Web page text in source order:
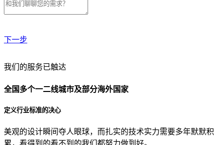
下一步
贵公司预算范围是？
贵公司的团队规模是？
目前主要的营销渠道是？
我们的服务已触达
全国多个一二线城市及部分海外国家
定义行业标准的决心
美观的设计瞬间夺人眼球，而扎实的技术实力需要多年默默积
累，看得到的看不到的我们都努力做到好。